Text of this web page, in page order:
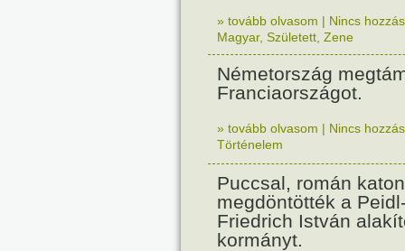
» tovább olvasom | Nincs
Magyar, Született Zene
Németország
Franciaországot.
» tovább olvasom | Nincs
Történelem
Puccsal, román
megdöntötték a
Friedrich István
kormányt.